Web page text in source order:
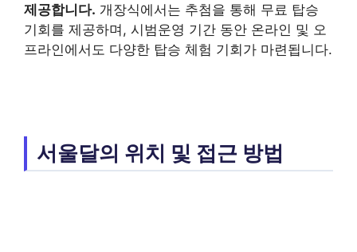
제공합니다. 개장식에서는 추첨을 통해 무료 탑승
기회를 제공하며, 시범운영 기간 동안 온라인 및 오
프라인에서도 다양한 탑승 체험 기회가 마련됩니다.
서울달의 위치 및 접근 방법